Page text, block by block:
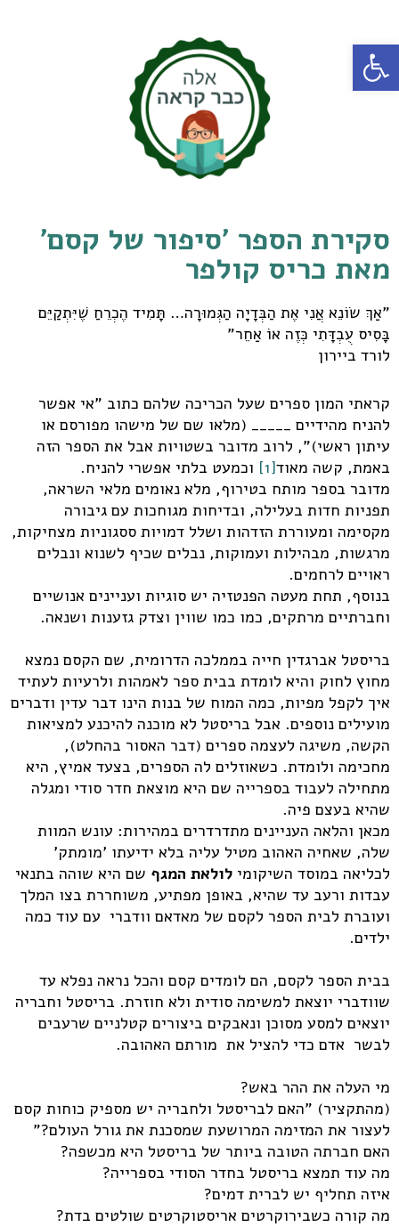
פתח סרגל נגישות
סקירת הספר 'סיפור של קסם'
מאת כריס קולפר
"אַךְ שׂוֹנֵא אֲנִי אֶת הַבְּדָיָה הַגְּמוּרָה… תָּמִיד הֶכְרֵחַ שֶׁיִּתְקַיֵּם
בָּסִיס עֻבְדָּתִי כְּזֶה אוֹ אַחֵר"
לורד ביירון
קראתי המון ספרים שעל הכריכה שלהם כתוב "אי אפשר
להניח מהידיים _____ (מלאו שם של מישהו מפורסם או
עיתון ראשי)", לרוב מדובר בשטויות אבל את הספר הזה
באמת, קשה מאוד[1]
וכמעט בלתי אפשרי להניח.
מדובר בספר מותח בטירוף, מלא נאומים מלאי השראה,
תפניות חדות בעלילה, ובדיחות מגוחכות עם גיבורה
מקסימה ומעוררת הזדהות ושלל דמויות ססגוניות מצחיקות,
מרגשות, מבהילות ועמוקות, נבלים שכיף לשנוא ונבלים
ראויים לרחמים.
בנוסף, תחת מעטה הפנטזיה יש סוגיות ועניינים אנושיים
וחברתיים מרתקים, כמו כמו שווין וצדק גזענות ושנאה.
בריסטל אברגדין חייה בממלכה הדרומית, שם הקסם נמצא
מחוץ לחוק והיא לומדת בבית ספר לאמהות ולרעיות לעתיד
איך לקפל מפיות, כמה המוח של בנות הינו דבר עדין ודברים
מועילים נוספים. אבל בריסטל לא מוכנה להיכנע למציאות
הקשה, משיגה לעצמה ספרים (דבר האסור בהחלט),
מחכימה ולומדת. כשאוזלים לה הספרים, בצעד אמיץ, היא
מתחילה לעבוד בספרייה שם היא מוצאת חדר סודי ומגלה
שהיא בעצם פיה.
מכאן והלאה העניינים מתדרדרים במהירות: עונש המוות
שלה, שאחיה האהוב מטיל עליה בלא ידיעתו 'מומתק'
לכליאה במוסד השיקומי לולאת המגף שם היא שוהה בתנאי
עבדות ורעב עד שהיא, באופן מפתיע, משוחררת בצו המלך
ועוברת לבית הספר לקסם של מאדאם וודברי עם עוד כמה
ילדים.
בבית הספר לקסם, הם לומדים קסם והכל נראה נפלא עד
שוודברי יוצאת למשימה סודית ולא חוזרת. בריסטל וחבריה
יוצאים למסע מסוכן ונאבקים ביצורים קטלניים שרעבים
לבשר אדם כדי להציל את מורתם האהובה.
מי העלה את ההר באש?
(מהתקציר) "האם לבריסטל ולחבריה יש מספיק כוחות קסם
לעצור את המזימה המרושעת שמסכנת את גורל העולם?"
האם חברתה הטובה ביותר של בריסטל היא מכשפה?
מה עוד תמצא בריסטל בחדר הסודי בספרייה?
איזה תחליף יש לברית דמים?
מה קורה כשבירוקרטים אריסטוקרטים שולטים בדת?